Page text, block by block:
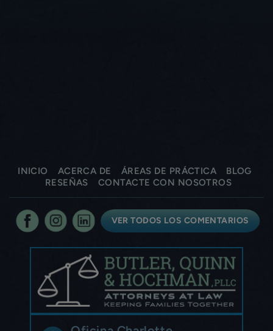
INICIO ACERCA DE ÁREAS DE PRÁCTICA
BLOG
RESEÑAS
CONTACTE CON NOSOTROS
VER TODOS LOS COMENTARIOS